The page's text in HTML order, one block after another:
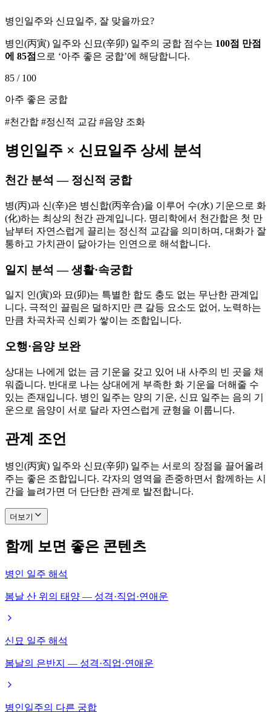
병인일주와 신묘일주, 잘 맞을까요?
병인(丙寅) 일주와 신묘(辛卯) 일주의 궁합 점수는 100점 만점
에 85점 으로 ‘아주 좋은 궁합’에 해당합니다.
85 / 100
아주 좋은 궁합
#천간합 #정신적 교감 #음양 조화
병인일주 × 신묘일주 상세 분석
천간 분석 — 정신적 궁합
병(丙)과 신(辛)은 병신합(丙辛合)을 이루어 수(水) 기운으로 화
(化)하는 최상의 천간 관계입니다. 명리학에서 천간합은 첫 만
남부터 자연스럽게 끌리는 정신적 교감을 의미하며, 대화가 잘
통하고 가치관이 닮아가는 인연으로 해석합니다.
일지 분석 — 생활·속궁합
일지 인(寅)와 묘(卯)는 특별한 합도 충도 없는 무난한 관계입
니다. 극적인 끌림은 덜하지만 큰 갈등 요소도 없어, 노력하는
만큼 차곡차곡 신뢰가 쌓이는 조합입니다.
오행·음양 보완
상대는 나에게 없는 금 기운을 갖고 있어 내 사주의 빈 곳을 채
워줍니다. 반대로 나는 상대에게 부족한 화 기운을 더해줄 수
있는 존재입니다. 병인 일주는 양의 기운, 신묘 일주는 음의 기
운으로 음양이 서로 달라 자연스럽게 균형을 이룹니다.
관계 조언
병인(丙寅) 일주와 신묘(辛卯) 일주는 서로의 장점을 끌어올려
주는 좋은 조합입니다. 각자의 영역을 존중하면서 함께하는 시
간을 늘려가면 더 단단한 관계로 발전합니다.
더보기
함께 보면 좋은 콘텐츠
병인 일주 해석
봄날 산 위의 태양 — 성격·직업·연애운
신묘 일주 해석
봄날의 은반지 — 성격·직업·연애운
병인일주의 다른 궁합